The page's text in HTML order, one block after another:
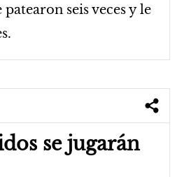
seis veces y le
se jugarán